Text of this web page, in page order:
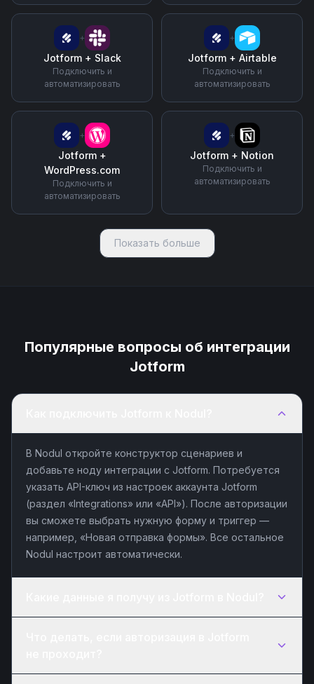
+
Jotform+ Slack
Подключить и
автоматизировать
+
Jotform+ Airtable
Подключить и
автоматизировать
+
Jotform+
WordPress.com
Подключить и
автоматизировать
+
Jotform + Notion
Подключить и
автоматизировать
Показать больше
Популярные вопросы об интеграции
Jotform
В Nodul откройте конструктор сценариев и
добавьте ноду интеграции с Jotform. Потребуется
указать API-ключ из настроек аккаунта Jotform
(раздел «Integrations» или «API»). После авторизации
вы сможете выбрать нужную форму и триггер —
например, «Новая отправка формы». Все остальное
Nodul настроит автоматически.